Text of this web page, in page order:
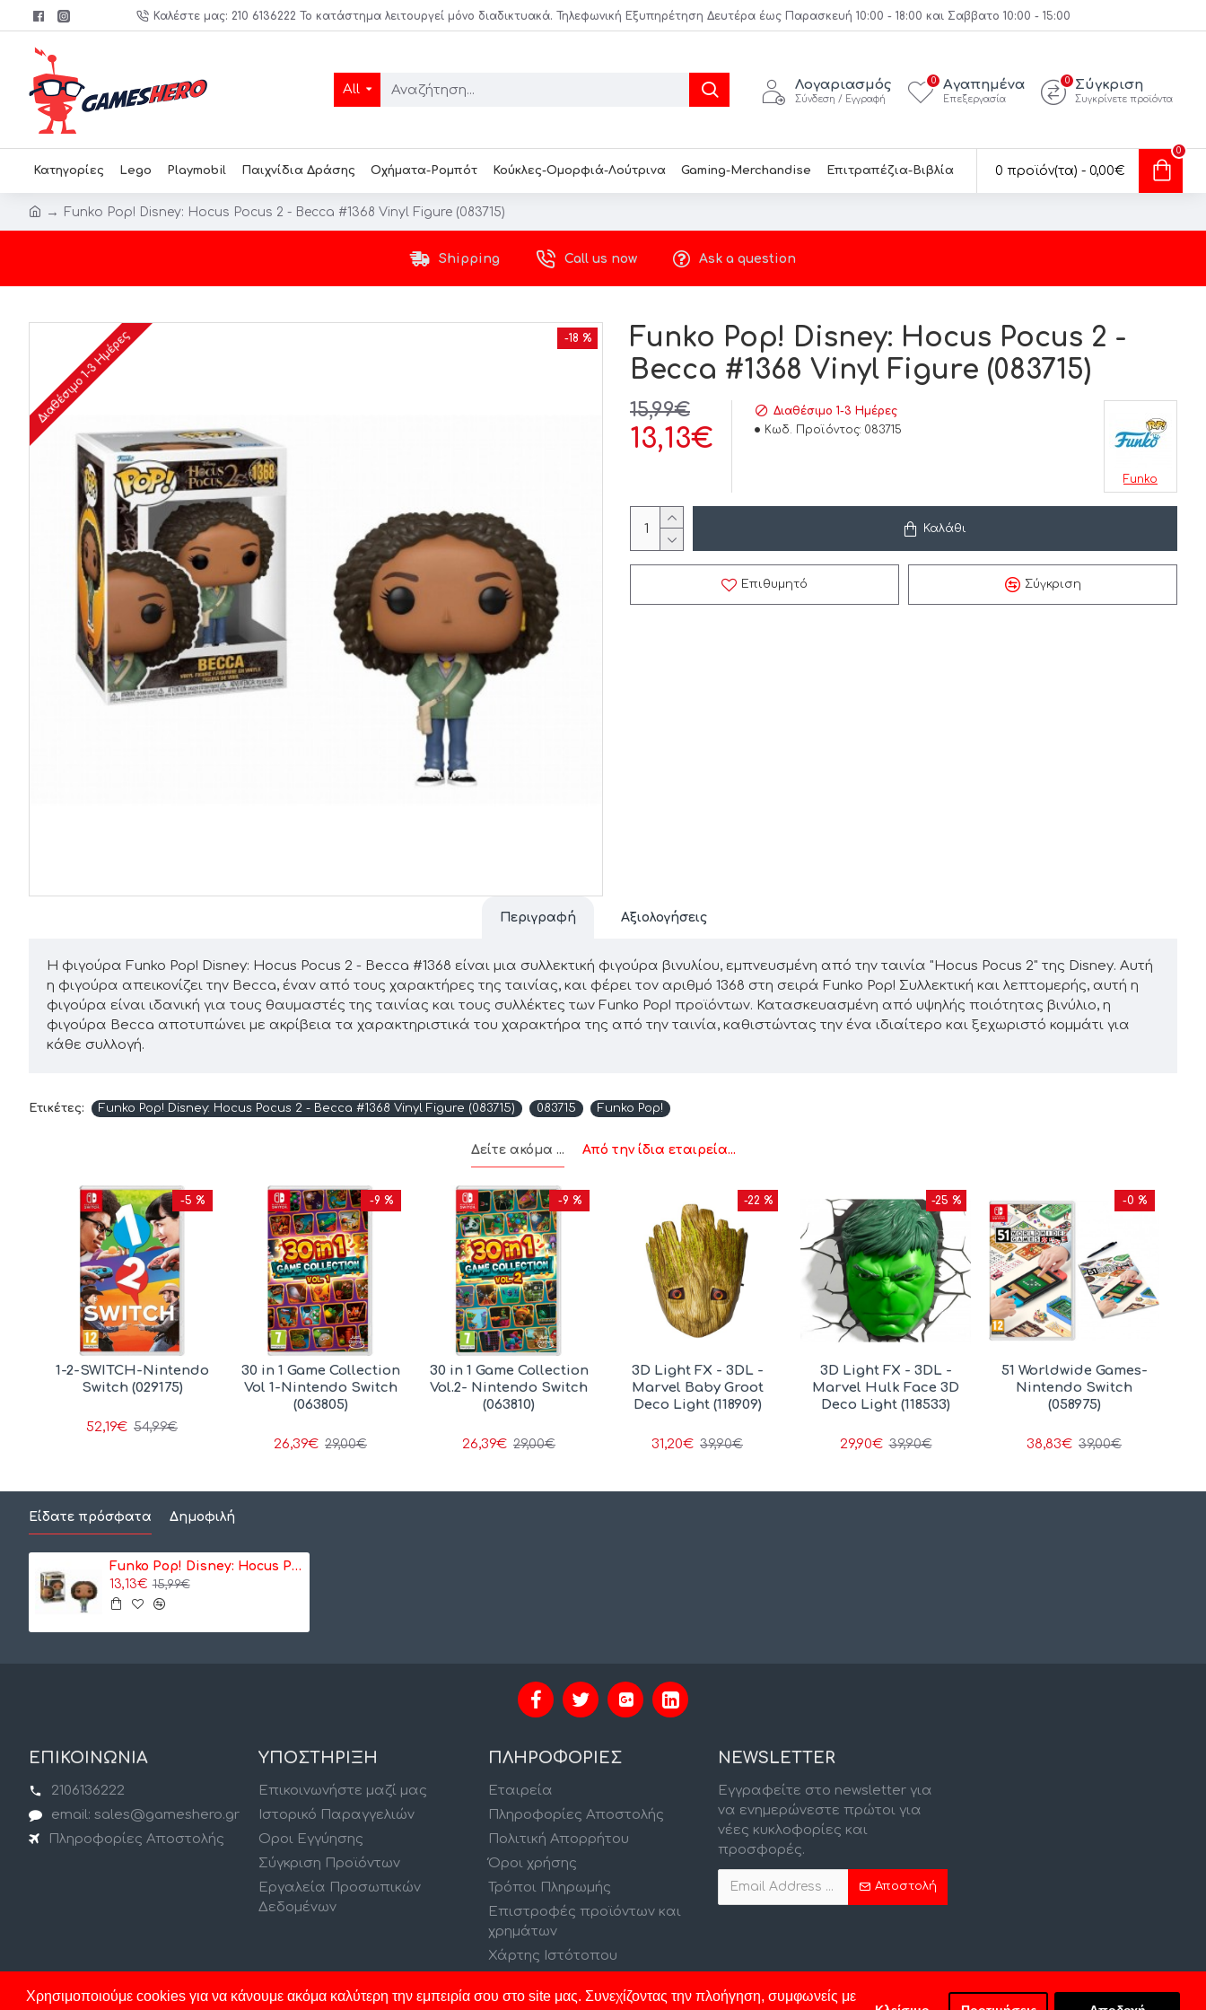
Χρησιμοποιούμε cookies για να κάνουμε ακόμα καλύτερη την εμπειρία σου στο site μας. Συνεχίζοντας την πλοήγηση, συμφωνείς με
Καλέστε μας: 210 6136222 Το κατάστημα λειτουργεί μόνο διαδικτυακά. Τηλεφωνική Εξυπηρέτηση Δευτέρα έως Παρασκευή 10:00 - 18:00 και Σαββατο 10:00 - 15:00
All Λογαριασμός
Σύνδεση / Εγγραφή
Αγαπημένα
Επεξεργασία
0 Σύγκριση
Συγκρίνετε προϊόντα
0
Κατηγορίες Lego Playmobil Παιχνίδια Δράσης Οχήματα-Ρομπότ Κούκλες-Ομορφιά-Λούτρινα Gaming-Merchandise Επιτραπέζια-Βιβλία 0 προϊόν(τα) - 0,00€
0
Funko Pop! Disney: Hocus Pocus 2 - Becca #1368 Vinyl Figure (083715)
Shipping Call us now Ask a question
-18 %
Διαθέσιμο 1-3 Ημέρες
Funko Pop! Disney: Hocus Pocus 2 -
Becca #1368 Vinyl Figure (083715)
13,13€
15,99€
Διαθέσιμο 1-3 Ημέρες
Κωδ. Προϊόντος: 083715
Funko
Καλάθι
Επιθυμητό Σύγκριση
Περιγραφή Αξιολογήσεις
Η φιγούρα Funko Pop! Disney: Hocus Pocus 2 - Becca #1368 είναι μια συλλεκτική φιγούρα βινυλίου, εμπνευσμένη από την ταινία "Hocus Pocus 2" της Disney. Αυτή
η φιγούρα απεικονίζει την Becca, έναν από τους χαρακτήρες της ταινίας, και φέρει τον αριθμό 1368 στη σειρά Funko Pop! Συλλεκτική και λεπτομερής, αυτή η
φιγούρα είναι ιδανική για τους θαυμαστές της ταινίας και τους συλλέκτες των Funko Pop! προϊόντων. Κατασκευασμένη από υψηλής ποιότητας βινύλιο, η
φιγούρα Becca αποτυπώνει με ακρίβεια τα χαρακτηριστικά του χαρακτήρα της από την ταινία, καθιστώντας την ένα ιδιαίτερο και ξεχωριστό κομμάτι για
κάθε συλλογή.
Ετικέτες: Funko Pop! Disney: Hocus Pocus 2 - Becca #1368 Vinyl Figure (083715) 083715 Funko Pop!
Δείτε ακόμα ... Από την ίδια εταιρεία...
-5 %
1-2-SWITCH-Nintendo
Switch (029175)
52,19€ 54,99€
-9 %
30 in 1 Game Collection
Vol 1-Nintendo Switch
(063805)
26,39€ 29,00€
-9 %
30 in 1 Game Collection
Vol.2- Nintendo Switch
(063810)
26,39€ 29,00€
-22 %
3D Light FX - 3DL -
Marvel Baby Groot
Deco Light (118909)
31,20€ 39,90€
-25 %
3D Light FX - 3DL -
Marvel Hulk Face 3D
Deco Light (118533)
29,90€ 39,90€
-0 %
51 Worldwide Games-
Nintendo Switch
(058975)
38,83€ 39,00€
Είδατε πρόσφατα Δημοφιλή
Funko Pop! Disney: Hocus Pocus 2 - Becca #1368 Vinyl Figure (083715)
13,13€ 15,99€
ΕΠΙΚΟΙΝΩΝΙΑ
2106136222
email: sales@gameshero.gr
Πληροφορίες Αποστολής
ΥΠΟΣΤΗΡΙΞΗ
Επικοινωνήστε μαζί μας
Ιστορικό Παραγγελιών
Οροι Εγγύησης
Σύγκριση Προϊόντων
Εργαλεία Προσωπικών
Δεδομένων
ΠΛΗΡΟΦΟΡΙΕΣ
Εταιρεία
Πληροφορίες Αποστολής
Πολιτική Απορρήτου
Όροι χρήσης
Τρόποι Πληρωμής
Επιστροφές προϊόντων και
χρημάτων
Χάρτης Ιστότοπου
NEWSLETTER
Εγγραφείτε στο newsletter για
να ενημερώνεστε πρώτοι για
νέες κυκλοφορίες και
προσφορές.
Αποστολή